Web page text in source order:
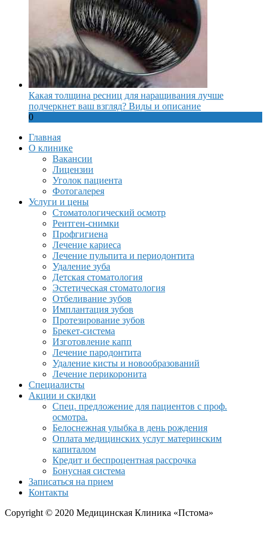
Какая толщина ресниц для наращивания лучше
подчеркнет ваш взгляд? Виды и описание
0
Главная
О клинике
Вакансии
Лицензии
Уголок пациента
Фотогалерея
Услуги и цены
Стоматологический осмотр
Рентген-снимки
Профгигиена
Лечение кариеса
Лечение пульпита и периодонтита
Удаление зуба
Детская стоматология
Эстетическая стоматология
Отбеливание зубов
Имплантация зубов
Протезирование зубов
Брекет-система
Изготовление капп
Лечение пародонтита
Удаление кисты и новообразований
Лечение перикоронита
Специалисты
Акции и скидки
Спец. предложение для пациентов с проф.
осмотра.
Белоснежная улыбка в день рождения
Оплата медицинских услуг материнским
капиталом
Кредит и беспроцентная рассрочка
Бонусная система
Записаться на прием
Контакты
Copyright © 2020 Медицинская Клиника «Пстома»